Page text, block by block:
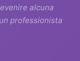
alcuna
professionista